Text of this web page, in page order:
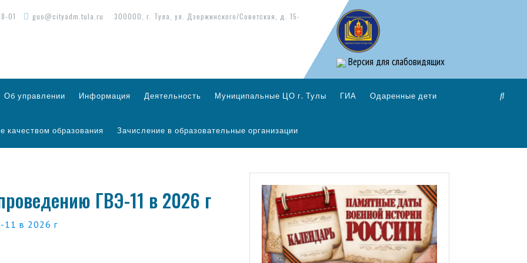
01 guo@cityadm.tula.ru 300000, г. Тула, ул. Дзержинского/Советская, д. 15-
Версия для слабовидящих
Об управлении Информация Деятельность Муниципальные ЦО г. Тулы ГИА Одаренные дети
качеством образования Зачисление в образовательные организации
ГВЭ-11 в 2026 г
11 в 2026 г